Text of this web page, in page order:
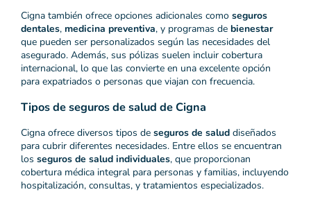
Cigna también ofrece opciones adicionales como seguros
dentales, medicina preventiva, y programas de bienestar
que pueden ser personalizados según las necesidades del
asegurado. Además, sus pólizas suelen incluir cobertura
internacional, lo que las convierte en una excelente opción
para expatriados o personas que viajan con frecuencia.
Tipos de seguros de salud de Cigna
Cigna ofrece diversos tipos de seguros de salud diseñados
para cubrir diferentes necesidades. Entre ellos se encuentran
los seguros de salud individuales, que proporcionan
cobertura médica integral para personas y familias, incluyendo
hospitalización, consultas, y tratamientos especializados.